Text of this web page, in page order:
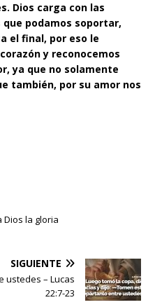
Dios carga con las
podamos soportar,
el final, por eso le
y reconocemos
ya que no solamente
también, por su amor nos
Dios la gloria
SIGUIENTE
ustedes – Lucas
22:7-23